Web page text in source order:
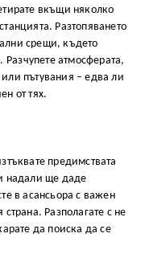
вкъщи няколко
Разтопяването
срещи, където
атмосферата,
или пътувания – едва ли
от тях.
предимствата
надали ще даде
в асансьора с важен
Разполагате с не
да поиска да се